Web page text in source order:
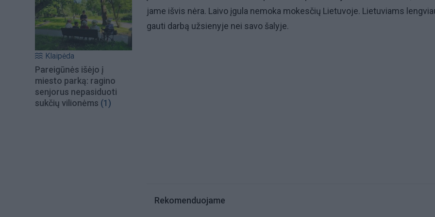
Klaipėda
Pareigūnės išėjo į
miesto parką: ragino
senjorus nepasiduoti
sukčių vilionėms (1)
jame išvis nėra. Laivo įgula nemoka mokesčių Lietuvoje. Lietuviams
gauti darbą užsienyje nei savo šalyje.
Rekomenduojame